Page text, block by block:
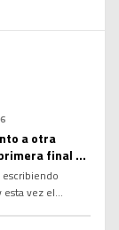
a otra
final de
esta vez el